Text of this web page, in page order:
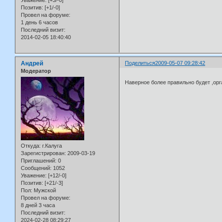
Позитив: [+1/-0]
Провел на форуме:
1 день 6 часов
Последний визит:
2014-02-05 18:40:40
Поделиться2009-05-07 09:28:42
Андрей
Модератор
Откуда: г.Калуга
Зарегистрирован: 2009-03-19
Приглашений: 0
Сообщений: 1052
Уважение: [+12/-0]
Позитив: [+21/-3]
Пол: Мужской
Провел на форуме:
8 дней 3 часа
Последний визит:
2024-02-28 08:29:27
Наверное более правильно будет